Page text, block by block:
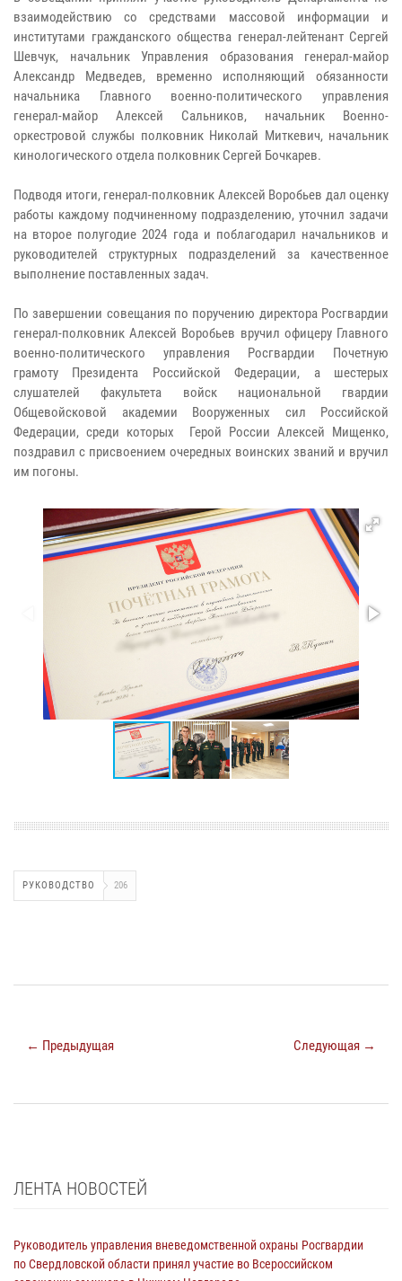
взаимодействию со средствами массовой информации и
институтами гражданского общества генерал-лейтенант Сергей
Шевчук, начальник Управления образования генерал-майор
Александр Медведев, временно исполняющий обязанности
начальника Главного военно-политического управления
генерал-майор Алексей Сальников, начальник Военно-
оркестровой службы полковник Николай Миткевич, начальник
кинологического отдела полковник Сергей Бочкарев.
Подводя итоги, генерал-полковник Алексей Воробьев дал оценку
работы каждому подчиненному подразделению, уточнил задачи
на второе полугодие 2024 года и поблагодарил начальников и
руководителей структурных подразделений за качественное
выполнение поставленных задач.
По завершении совещания по поручению директора Росгвардии
генерал-полковник Алексей Воробьев вручил офицеру Главного
военно-политического управления Росгвардии Почетную
грамоту Президента Российской Федерации, а шестерых
слушателей факультета войск национальной гвардии
Общевойсковой академии Вооруженных сил Российской
Федерации, среди которых Герой России Алексей Мищенко,
поздравил с присвоением очередных воинских званий и вручил
им погоны.
РУКОВОДСТВО 206
← Предыдущая Следующая →
ЛЕНТА НОВОСТЕЙ
Руководитель управления вневедомственной охраны Росгвардии
по Свердловской области принял участие во Всероссийском